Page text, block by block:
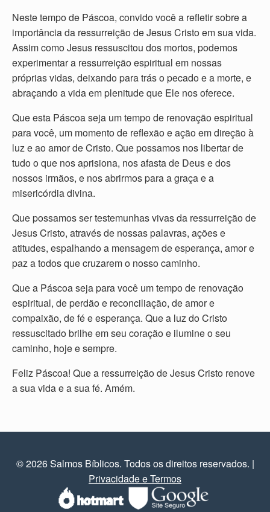
Neste tempo de Páscoa, convido você a refletir sobre a
importância da ressurreição de Jesus Cristo em sua vida.
Assim como Jesus ressuscitou dos mortos, podemos
experimentar a ressurreição espiritual em nossas
próprias vidas, deixando para trás o pecado e a morte, e
abraçando a vida em plenitude que Ele nos oferece.
Que esta Páscoa seja um tempo de renovação espiritual
para você, um momento de reflexão e ação em direção à
luz e ao amor de Cristo. Que possamos nos libertar de
tudo o que nos aprisiona, nos afasta de Deus e dos
nossos irmãos, e nos abrirmos para a graça e a
misericórdia divina.
Que possamos ser testemunhas vivas da ressurreição de
Jesus Cristo, através de nossas palavras, ações e
atitudes, espalhando a mensagem de esperança, amor e
paz a todos que cruzarem o nosso caminho.
Que a Páscoa seja para você um tempo de renovação
espiritual, de perdão e reconciliação, de amor e
compaixão, de fé e esperança. Que a luz do Cristo
ressuscitado brilhe em seu coração e ilumine o seu
caminho, hoje e sempre.
Feliz Páscoa! Que a ressurreição de Jesus Cristo renove
a sua vida e a sua fé. Amém.
© 2026 Salmos Bíblicos. Todos os direitos reservados. |
Privacidade e Termos